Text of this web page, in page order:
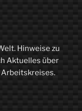
Hinweise zu
Aktuelles über